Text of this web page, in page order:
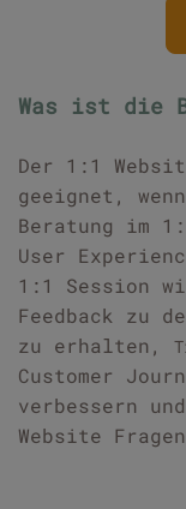
Was ist die
Der 1:1
geeignet,
Beratung im
User
1:1 Session
Feedback zu
zu erhalten,
Customer
verbessern
Website